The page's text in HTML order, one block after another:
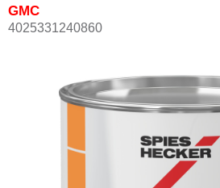
GMC
4025331240860